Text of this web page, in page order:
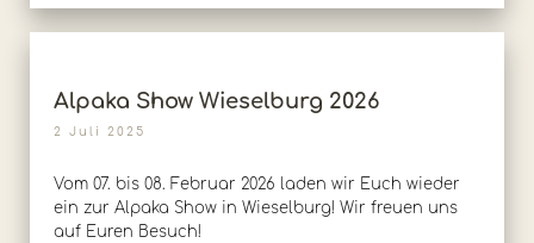
Alpaka Show Wieselburg 2026
2 Juli 2025
Vom 07. bis 08. Februar 2026 laden wir Euch wieder
ein zur Alpaka Show in Wieselburg! Wir freuen uns
auf Euren Besuch!